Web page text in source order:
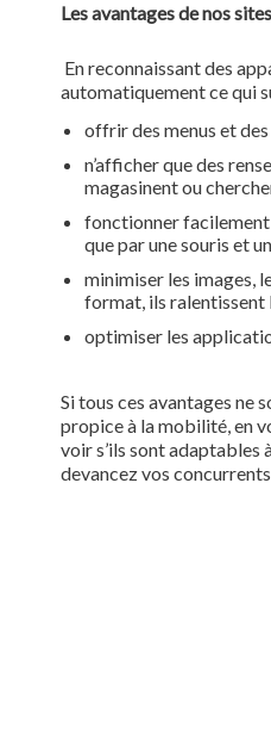
Les avantages de nos
En reconnaissant des
automatiquement ce qui
offrir des menus et
n’afficher que des
magasinent ou
fonctionner facilement
que par une souris et
minimiser les images,
format, ils ralentissent
optimiser les
Si tous ces avantages ne
propice à la mobilité, en
voir s’ils sont adaptables
devancez vos